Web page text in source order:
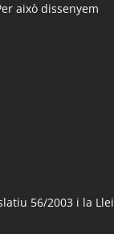
això dissenyem
56/2003 i la Llei